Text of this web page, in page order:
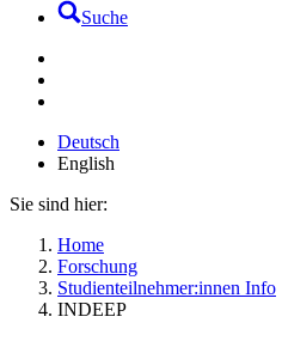
Suche
Deutsch
English
Sie sind hier:
Home
Forschung
Studienteilnehmer:innen Info
INDEEP